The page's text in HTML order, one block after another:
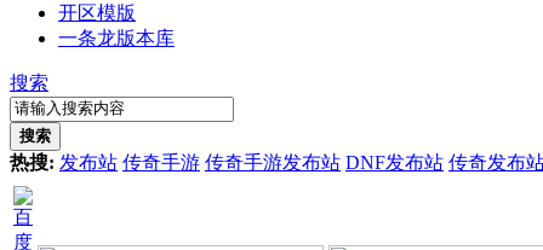
开区模版
一条龙版本库
搜索
搜索
热搜: 发布站 传奇手游 传奇手游发布站 DNF发布站 传奇发布